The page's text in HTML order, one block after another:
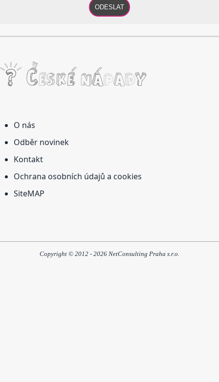
ODESLAT
O nás
Odběr novinek
Kontakt
Ochrana osobních údajů a cookies
SiteMAP
Copyright © 2012 - 2026 NetConsulting Praha s.r.o.